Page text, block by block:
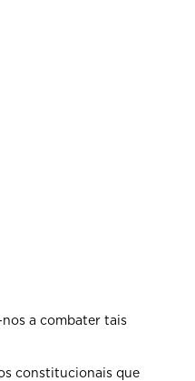
a combater tais
constitucionais que